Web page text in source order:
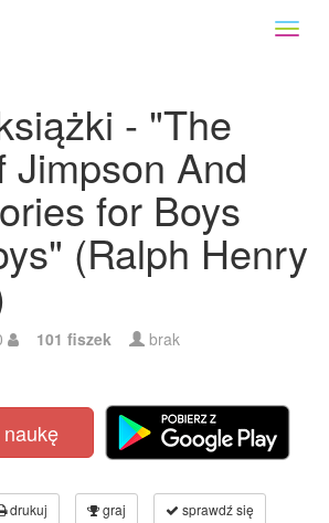
- "The
Jimpson And
for Boys
(Ralph Henry
101 fiszek brak
drukuj graj sprawdź się